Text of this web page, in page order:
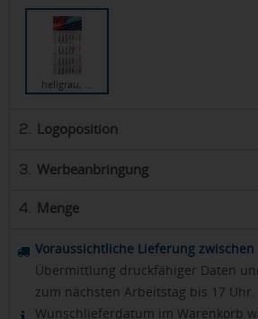
hellgrau, …
2. Logoposition
3. Werbeanbringung
4. Menge
Voraussichtliche Lieferung zwischen
Übermittlung druckfähiger Daten
zum nächsten Arbeitstag bis 17 Uhr.
Wunschlieferdatum im Warenkorb